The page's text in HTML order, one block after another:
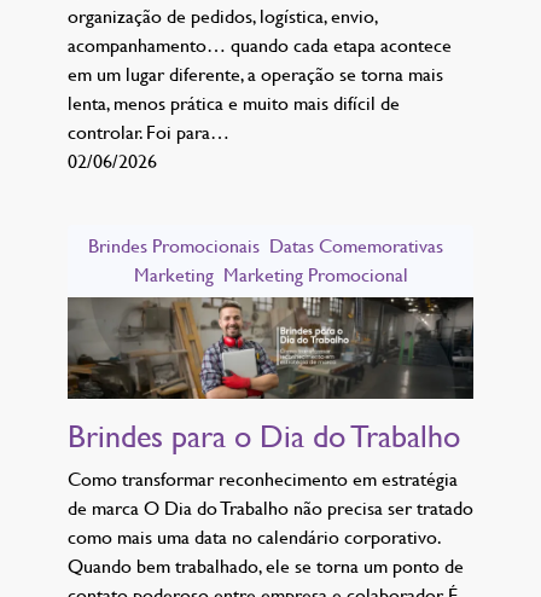
organização de pedidos, logística, envio,
acompanhamento… quando cada etapa acontece
em um lugar diferente, a operação se torna mais
lenta, menos prática e muito mais difícil de
controlar. Foi para…
02/06/2026
Brindes Promocionais Datas Comemorativas
Marketing Marketing Promocional
Brindes para o Dia do Trabalho
Como transformar reconhecimento em estratégia
de marca O Dia do Trabalho não precisa ser tratado
como mais uma data no calendário corporativo.
Quando bem trabalhado, ele se torna um ponto de